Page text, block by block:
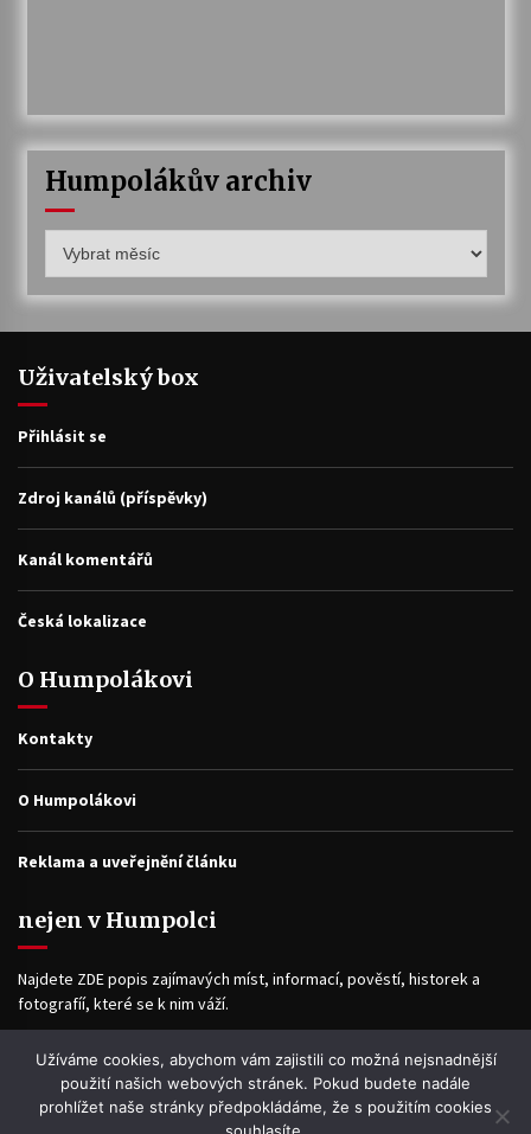
Humpolákův archiv
archiv
Uživatelský box
Přihlásit se
Zdroj kanálů (příspěvky)
Kanál komentářů
Česká lokalizace
O Humpolákovi
Kontakty
O Humpolákovi
Reklama a uveřejnění článku
nejen v Humpolci
Najdete ZDE popis zajímavých míst, informací, pověstí, historek a
fotografíí, které se k nim váží.
Facebook
Užíváme cookies, abychom vám zajistili co možná nejsnadnější
použití našich webových stránek. Pokud budete nadále
prohlížet naše stránky předpokládáme, že s použitím cookies